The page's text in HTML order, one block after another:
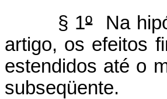
§ 1ºNa
artigo, os efeitos
estendidos até o
subseqüente.